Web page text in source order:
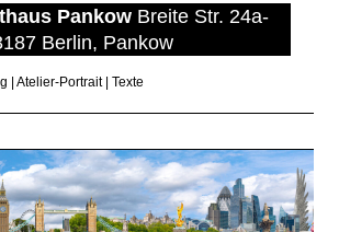
Pankow Breite Str. 24a-
Berlin, Pankow
| Atelier-Portrait | Texte